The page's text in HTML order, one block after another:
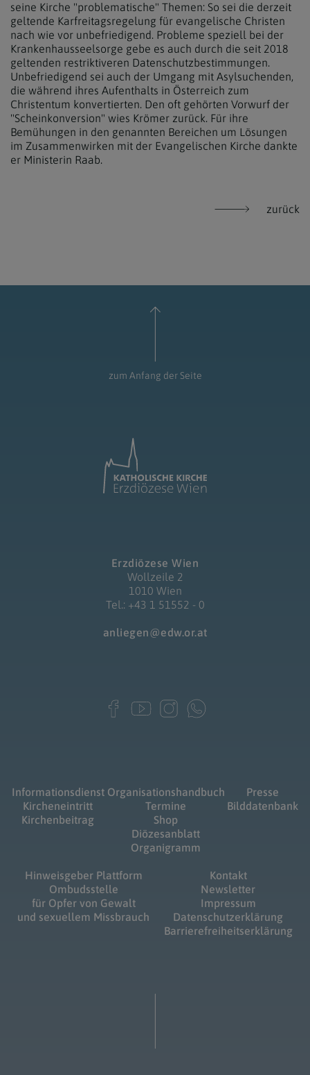
seine Kirche "problematische" Themen: So sei die derzeit
geltende Karfreitagsregelung für evangelische Christen
nach wie vor unbefriedigend. Probleme speziell bei der
Krankenhausseelsorge gebe es auch durch die seit 2018
geltenden restriktiveren Datenschutzbestimmungen.
Unbefriedigend sei auch der Umgang mit Asylsuchenden,
die während ihres Aufenthalts in Österreich zum
Christentum konvertierten. Den oft gehörten Vorwurf der
"Scheinkonversion" wies Krömer zurück. Für ihre
Bemühungen in den genannten Bereichen um Lösungen
im Zusammenwirken mit der Evangelischen Kirche dankte
er Ministerin Raab.
zurück
zum Anfang der Seite
Erzdiözese Wien
Wollzeile 2
1010 Wien
Tel.: +43 1 51552 - 0
anliegen@edw.or.at
Informationsdienst
Kircheneintritt
Kirchenbeitrag
Organisationshandbuch
Termine
Shop
Diözesanblatt
Organigramm
Presse
Bilddatenbank
Hinweisgeber Plattform
Ombudsstelle
für Opfer von Gewalt
und sexuellem Missbrauch
Kontakt
Newsletter
Impressum
Datenschutzerklärung
Barrierefreiheitserklärung